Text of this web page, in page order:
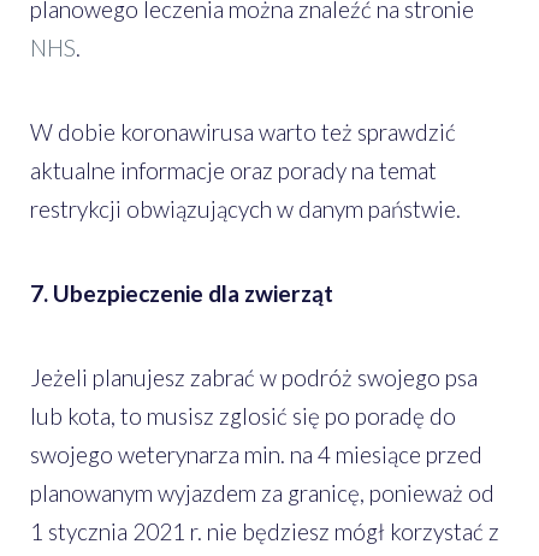
planowego leczenia można znaleźć na stronie
NHS
W dobie koronawirusa warto też sprawdzić
aktualne informacje oraz porady na temat
restrykcji obwiązujących w danym państwie.
7. Ubezpieczenie dla zwierząt
Jeżeli planujesz zabrać w podróż swojego psa
lub kota, to musisz zglosić się po poradę do
swojego weterynarza min. na 4 miesiące przed
planowanym wyjazdem za granicę, ponieważ od
1 stycznia 2021 r. nie będziesz mógł korzystać z